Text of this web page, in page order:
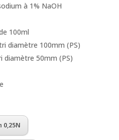
à 1% NaOH
100ml
diamètre 100mm (PS)
diamètre 50mm (PS)